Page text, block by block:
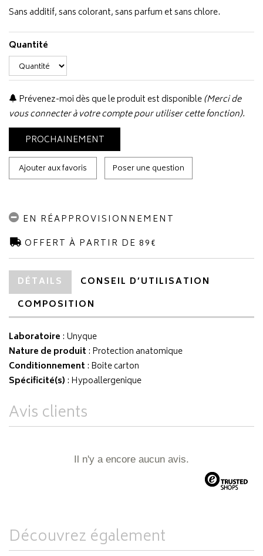
Sans additif, sans colorant, sans parfum et sans chlore.
Quantité
Prévenez-moi dès que le produit est disponible(Merci de
vous connecter à votre compte pour utiliser cette fonction).
PROCHAINEMENT
Ajouter aux favoris Poser une question
EN RÉAPPROVISIONNEMENT
OFFERT À PARTIR DE 89€
DÉTAILS
CONSEIL D’UTILISATION
COMPOSITION
Laboratoire : Unyque
Nature de produit : Protection anatomique
Conditionnement : Boite carton
Spécificité(s) : Hypoallergenique
Avis clients
Il n'y a encore aucun avis.
Découvrez également